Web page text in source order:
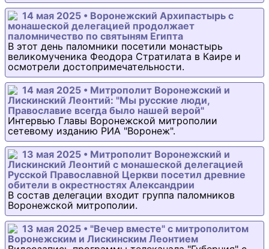
14 мая 2025 • Воронежский Архипастырь с
монашеской делегацией продолжает
паломничество по святыням Египта
В этот день паломники посетили монастырь
великомученика Феодора Стратилата в Каире и
осмотрели достопримечательности.
14 мая 2025 • Митрополит Воронежский и
Лискинский Леонтий: "Мы русские люди,
Православие всегда было нашей верой"
Интервью Главы Воронежской митрополии
сетевому изданию РИА "Воронеж".
13 мая 2025 • Митрополит Воронежский и
Лискинский Леонтий с монашеской делегацией
Русской Православной Церкви посетил древние
обители в окрестностях Александрии
В состав делегации входит группа паломников
Воронежской митрополии.
13 мая 2025 • "Вечер вместе" с митрополитом
Воронежским и Лискинским Леонтием